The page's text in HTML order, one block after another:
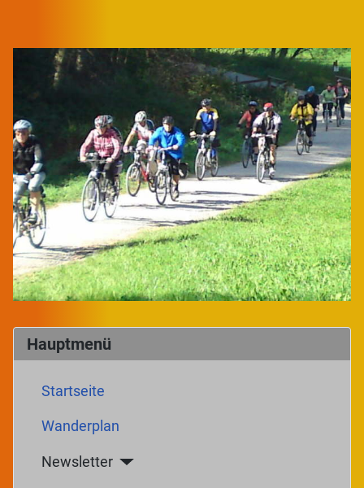
Hauptmenü
Startseite
Wanderplan
Newsletter